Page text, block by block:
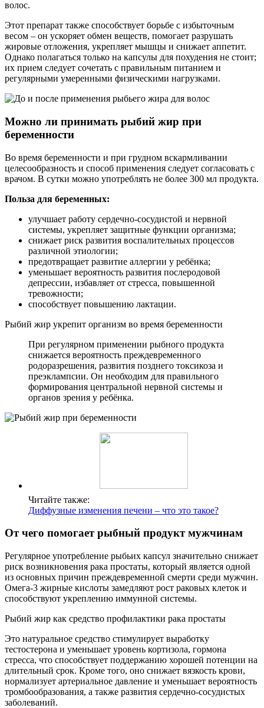
волос.
Этот препарат также способствует борьбе с избыточным
весом – он ускоряет обмен веществ, помогает разрушать
жировые отложения, укрепляет мышцы и снижает аппетит.
Однако полагаться только на капсулы для похудения не стоит;
их прием следует сочетать с правильным питанием и
регулярными умеренными физическими нагрузками.
Можно ли принимать рыбий жир при
беременности
Во время беременности и при грудном вскармливании
целесообразность и способ применения следует согласовать с
врачом. В сутки можно употреблять не более 300 мл продукта.
Польза для беременных:
улучшает работу сердечно-сосудистой и нервной
системы, укрепляет защитные функции организма;
снижает риск развития воспалительных процессов
различной этиологии;
предотвращает развитие аллергии у ребёнка;
уменьшает вероятность развития послеродовой
депрессии, избавляет от стресса, повышенной
тревожности;
способствует повышению лактации.
Рыбий жир укрепит организм во время беременности
При регулярном применении рыбного продукта
снижается вероятность преждевременного
родоразрешения, развития позднего токсикоза и
преэклампсии. Он необходим для правильного
формирования центральной нервной системы и
органов зрения у ребёнка.
Читайте также:
Диффузные изменения печени – что это такое?
От чего помогает рыбный продукт мужчинам
Регулярное употребление рыбьих капсул значительно снижает
риск возникновения рака простаты, который является одной
из основных причин преждевременной смерти среди мужчин.
Омега-3 жирные кислоты замедляют рост раковых клеток и
способствуют укреплению иммунной системы.
Рыбий жир как средство профилактики рака простаты
Это натуральное средство стимулирует выработку
тестостерона и уменьшает уровень кортизола, гормона
стресса, что способствует поддержанию хорошей потенции на
длительный срок. Кроме того, оно снижает вязкость крови,
нормализует артериальное давление и уменьшает вероятность
тромбообразования, а также развития сердечно-сосудистых
заболеваний.